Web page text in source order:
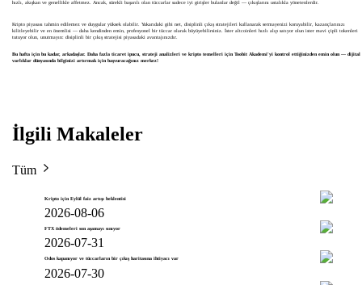
hızlı, akışkan ve genellikle affetmez. Ancak, sürekli başarılı olan tüccarlar sadece iyi girişler bulanlar değil — çıkışlarını ustalıkla yönetenlerdir.
Kripto piyasası tahmin edilemez ve duygular yüksek olabilir. Yukarıdaki gibi net, disiplinli çıkış stratejileri kullanarak sermayenizi koruyabilir, kazançlarınızı
kilitleyebilir ve en önemlisi — daha kendinden emin, profesyonel bir tüccar olarak büyüyebilirsiniz. İster altcoinleri hızlı alıp satıyor olun ister mavi çipli tokenleri
tutuyor olun, unutmayın: disiplinli bir çıkış stratejisi piyasadaki avantajınızdır.
Bu hafta için bu kadar, arkadaşlar. Daha fazla ticaret ipucu, strateji analizleri ve kripto temelleri için Toobit Akademi'yi kontrol ettiğinizden emin olun — dijital
varlıklar dünyasında bilginizi artırmak için başvuracağınız merkez!
İlgili Makaleler
Tüm
Kripto için Eylül faiz artışı beklentisi
2026-08-06
FTX ödemeleri son aşamayı sınıyor
2026-07-31
Odos kapanıyor ve tüccarların bir çıkış haritasına ihtiyacı var
2026-07-30